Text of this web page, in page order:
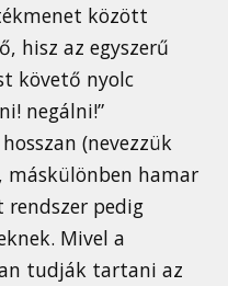
között
hisz az egyszerű
követő nyolc
negálni!”
(nevezzük
máskülönben hamar
pedig
Mivel a
tudják tartani az